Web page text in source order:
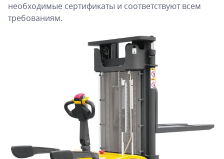
необходимые сертификаты и соответствуют всем
требованиям.